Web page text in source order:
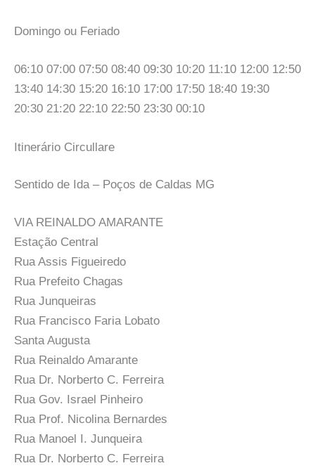
Domingo ou Feriado
06:10 07:00 07:50 08:40 09:30 10:20 11:10 12:00 12:50
13:40 14:30 15:20 16:10 17:00 17:50 18:40 19:30
20:30 21:20 22:10 22:50 23:30 00:10
Itinerário Circullare
Sentido de Ida – Poços de Caldas MG
VIA REINALDO AMARANTE
Estação Central
Rua Assis Figueiredo
Rua Prefeito Chagas
Rua Junqueiras
Rua Francisco Faria Lobato
Santa Augusta
Rua Reinaldo Amarante
Rua Dr. Norberto C. Ferreira
Rua Gov. Israel Pinheiro
Rua Prof. Nicolina Bernardes
Rua Manoel I. Junqueira
Rua Dr. Norberto C. Ferreira